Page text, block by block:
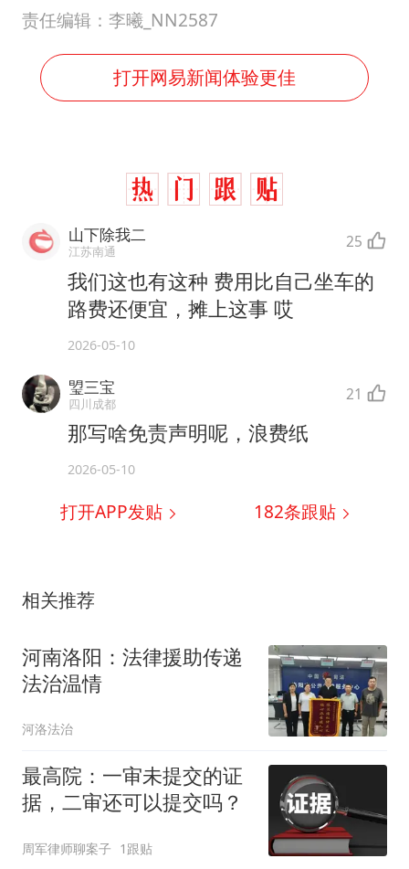
责任编辑：李曦_NN2587
打开网易新闻体验更佳
山下除我二
江苏南通 25
我们这也有这种 费用比自己坐车的
路费还便宜，摊上这事 哎
2026-05-10
琞三宝
四川成都 21
那写啥免责声明呢，浪费纸
2026-05-10
打开APP发贴 182条跟贴
相关推荐
河南洛阳：法律援助传递
法治温情
河洛法治
最高院：一审未提交的证
据，二审还可以提交吗？
周军律师聊案子 1跟贴